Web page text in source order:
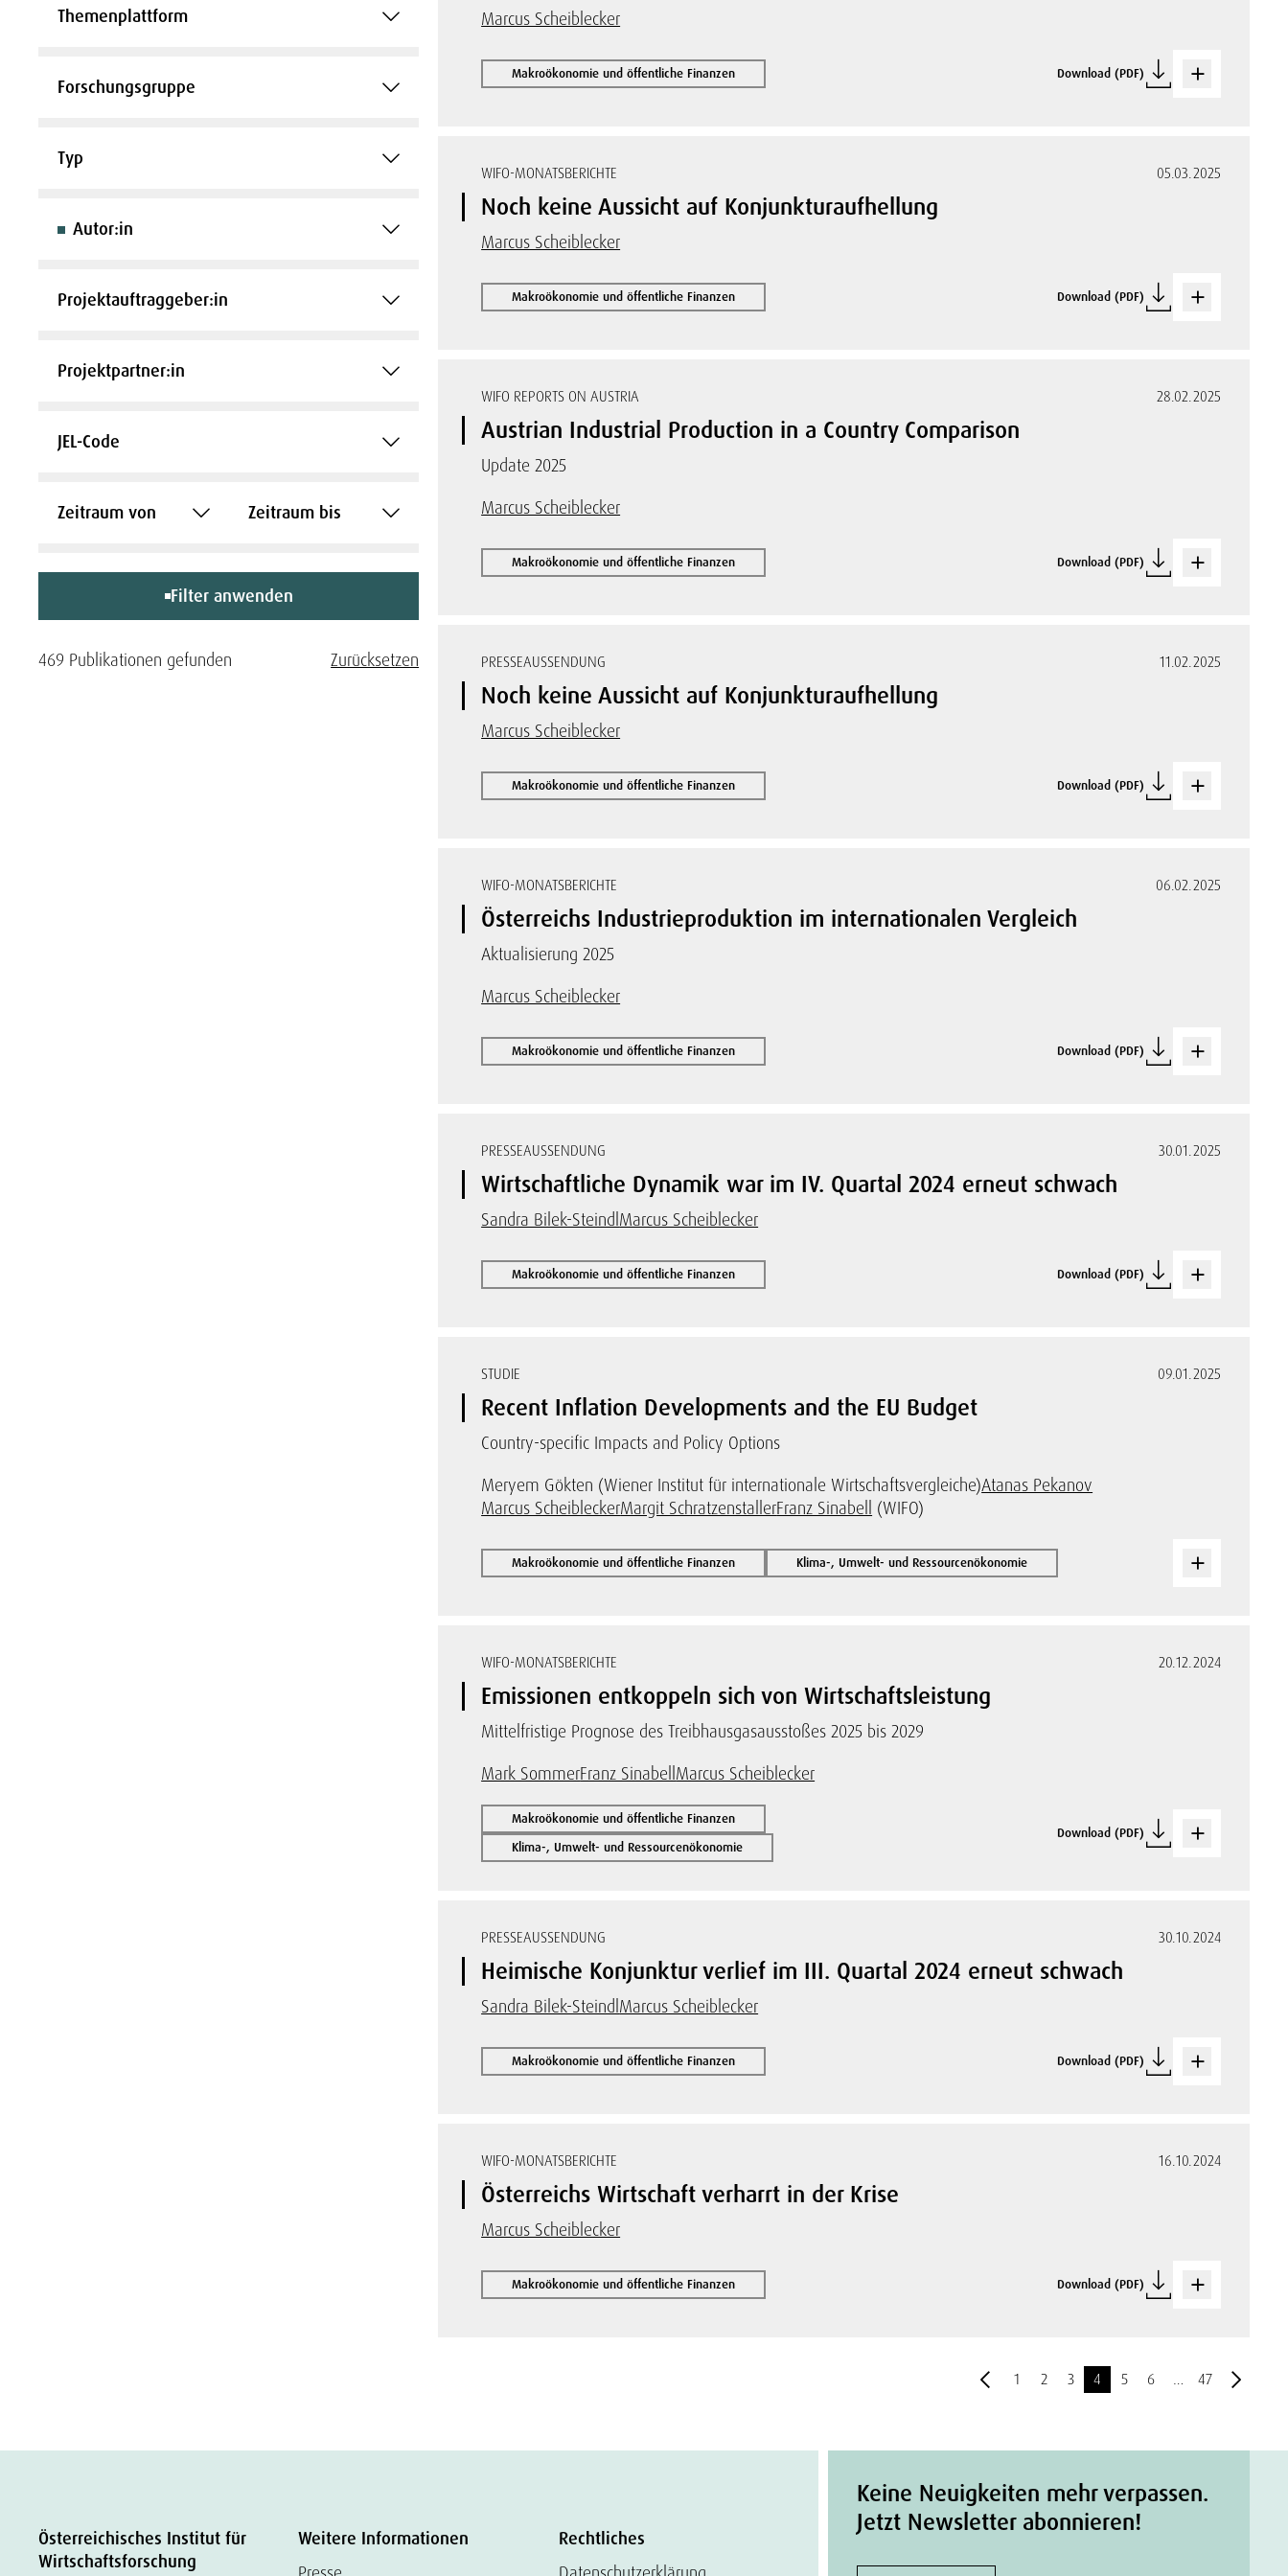
Themenplattform
Forschungsgruppe
Typ
Autor:in
Projektauftraggeber:in
Projektpartner:in
JEL-Code
Zeitraum von Zeitraum bis
Filter anwenden
469 Publikationen gefunden Zurücksetzen
Marcus Scheiblecker
Makroökonomie und öffentliche Finanzen Download (PDF)
WIFO-MONATSBERICHTE 05.03.2025
Noch keine Aussicht auf Konjunkturaufhellung
Marcus Scheiblecker
Makroökonomie und öffentliche Finanzen Download (PDF)
WIFO REPORTS ON AUSTRIA 28.02.2025
Austrian Industrial Production in a Country Comparison
Update 2025
Marcus Scheiblecker
Makroökonomie und öffentliche Finanzen Download (PDF)
PRESSEAUSSENDUNG 11.02.2025
Noch keine Aussicht auf Konjunkturaufhellung
Marcus Scheiblecker
Makroökonomie und öffentliche Finanzen Download (PDF)
WIFO-MONATSBERICHTE 06.02.2025
Österreichs Industrieproduktion im internationalen Vergleich
Aktualisierung 2025
Marcus Scheiblecker
Makroökonomie und öffentliche Finanzen Download (PDF)
PRESSEAUSSENDUNG 30.01.2025
Wirtschaftliche Dynamik war im IV. Quartal 2024 erneut schwach
Sandra Bilek-Steindl Marcus Scheiblecker
Makroökonomie und öffentliche Finanzen Download (PDF)
STUDIE 09.01.2025
Recent Inflation Developments and the EU Budget
Country-specific Impacts and Policy Options
Meryem Gökten (Wiener Institut für internationale Wirtschaftsvergleiche)Atanas Pekanov
Marcus ScheibleckerMargit SchratzenstallerFranz Sinabell (WIFO)
Makroökonomie und öffentliche Finanzen Klima-, Umwelt- und Ressourcenökonomie
WIFO-MONATSBERICHTE 20.12.2024
Emissionen entkoppeln sich von Wirtschaftsleistung
Mittelfristige Prognose des Treibhausgasausstoßes 2025 bis 2029
Mark SommerFranz Sinabell Marcus Scheiblecker
Makroökonomie und öffentliche Finanzen
Klima-, Umwelt- und Ressourcenökonomie
Download (PDF)
PRESSEAUSSENDUNG 30.10.2024
Heimische Konjunktur verlief im III. Quartal 2024 erneut schwach
Sandra Bilek-Steindl Marcus Scheiblecker
Makroökonomie und öffentliche Finanzen Download (PDF)
WIFO-MONATSBERICHTE 16.10.2024
Österreichs Wirtschaft verharrt in der Krise
Marcus Scheiblecker
Makroökonomie und öffentliche Finanzen Download (PDF)
1 2 3 4 5 6 … 47
Österreichisches Institut für
Wirtschaftsforschung
Weitere Informationen Rechtliches
Keine Neuigkeiten mehr verpassen.
Jetzt Newsletter abonnieren!